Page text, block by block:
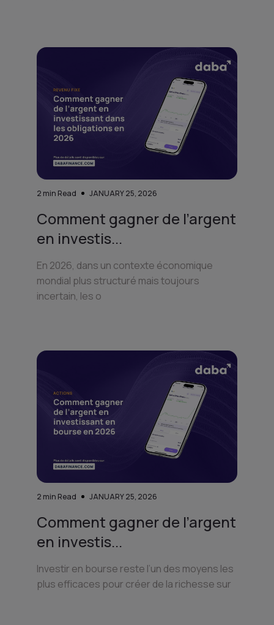
2 min Read JANUARY 25, 2026
Comment gagner de l’argent
en investis...
En 2026, dans un contexte économique
mondial plus structuré mais toujours
incertain, les o
2 min Read JANUARY 25, 2026
Comment gagner de l’argent
en investis...
Investir en bourse reste l’un des moyens les
plus efficaces pour créer de la richesse sur